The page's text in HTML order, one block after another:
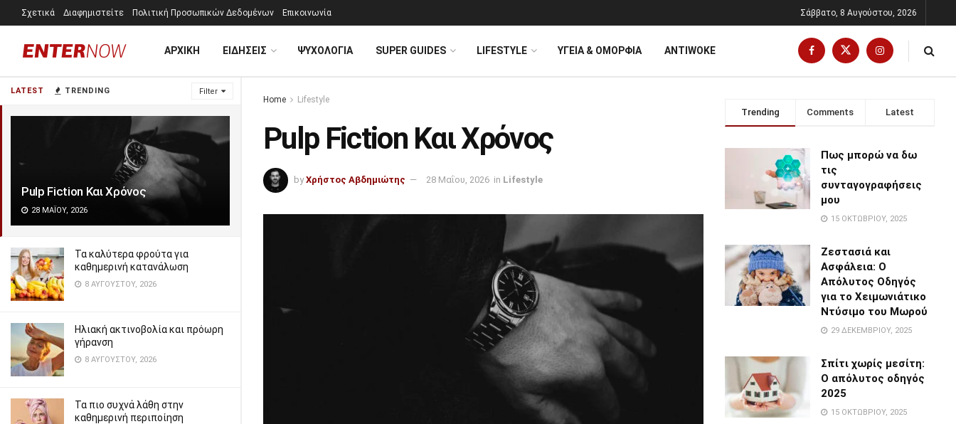
LATEST TRENDING Filter
Pulp Fiction Και Χρόνος
28 ΜΑΪ́ΟΥ, 2026
Τα καλύτερα φρούτα για
καθημερινή κατανάλωση
8 ΑΥΓΟΎΣΤΟΥ, 2026
Ηλιακή ακτινοβολία και πρόωρη
γήρανση
8 ΑΥΓΟΎΣΤΟΥ, 2026
Τα πιο συχνά λάθη στην
καθημερινή περιποίηση
Σχετικά Διαφημιστείτε Πολιτική Προσωπικών Δεδομένων Επικοινωνία Σάββατο, 8 Αυγούστου, 2026
ΑΡΧΙΚΗ ΕΙΔΗΣΕΙΣ ΨΥΧΟΛΟΓΊΑ SUPER GUIDES LIFESTYLE ΥΓΕΙΑ & ΟΜΟΡΦΙΑ ANTIWOKE
Home Lifestyle
Pulp Fiction Και Χρόνος
by Χρήστος Αβδημιώτης 28 Μαΐου, 2026 in Lifestyle
Trending Comments Latest
Πως μπορώ να δω
τις
συνταγογραφήσεις
μου
15 ΟΚΤΩΒΡΊΟΥ, 2025
Ζεστασιά και
Ασφάλεια: Ο
Απόλυτος Οδηγός
για το Χειμωνιάτικο
Ντύσιμο του Μωρού
29 ΔΕΚΕΜΒΡΊΟΥ, 2025
Σπίτι χωρίς μεσίτη:
Ο απόλυτος οδηγός
2025
15 ΟΚΤΩΒΡΊΟΥ, 2025